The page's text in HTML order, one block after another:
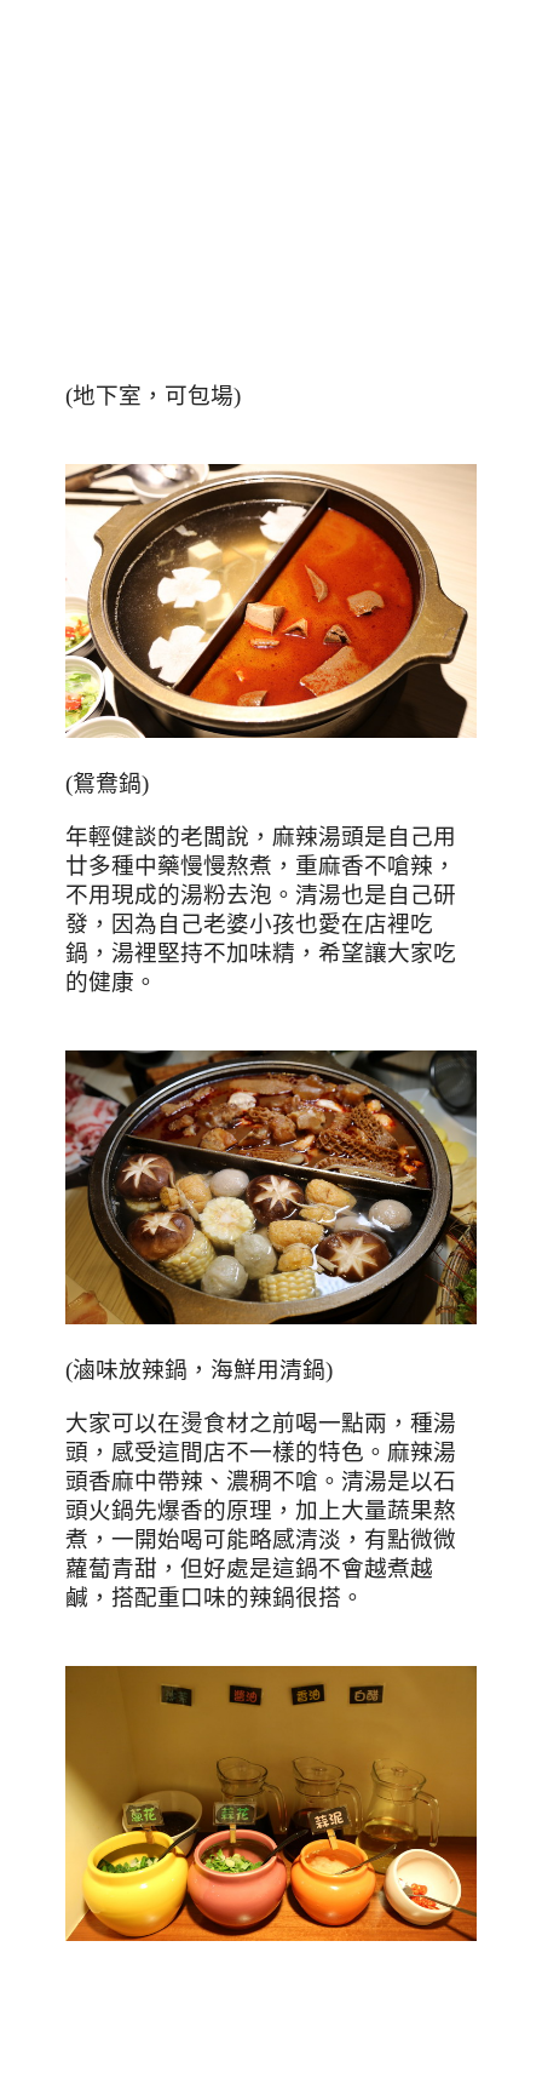
(地下室，可包場)
(鴛鴦鍋)
年輕健談的老闆說，麻辣湯頭是自己用
廿多種中藥慢慢熬煮，重麻香不嗆辣，
不用現成的湯粉去泡。清湯也是自己研
發，因為自己老婆小孩也愛在店裡吃
鍋，湯裡堅持不加味精，希望讓大家吃
的健康。
(滷味放辣鍋，海鮮用清鍋)
大家可以在燙食材之前喝一點兩，種湯
頭，感受這間店不一樣的特色。麻辣湯
頭香麻中帶辣、濃稠不嗆。清湯是以石
頭火鍋先爆香的原理，加上大量蔬果熬
煮，一開始喝可能略感清淡，有點微微
蘿蔔青甜，但好處是這鍋不會越煮越
鹹，搭配重口味的辣鍋很搭。